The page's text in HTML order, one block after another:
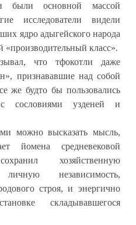
были основной массой
исследователи видели
ядро адыгейского народа
«производительный класс».
что тфокотли даже
признававшие над собой
же будто бы пользовались
сословиями узденей и
можно высказать мысль,
йомена средневековой
хозяйственную
независимость,
строя, и энергично
складывавшегося